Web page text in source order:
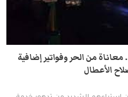
معاناة من الحر وفواتير إضافية
الأعطال